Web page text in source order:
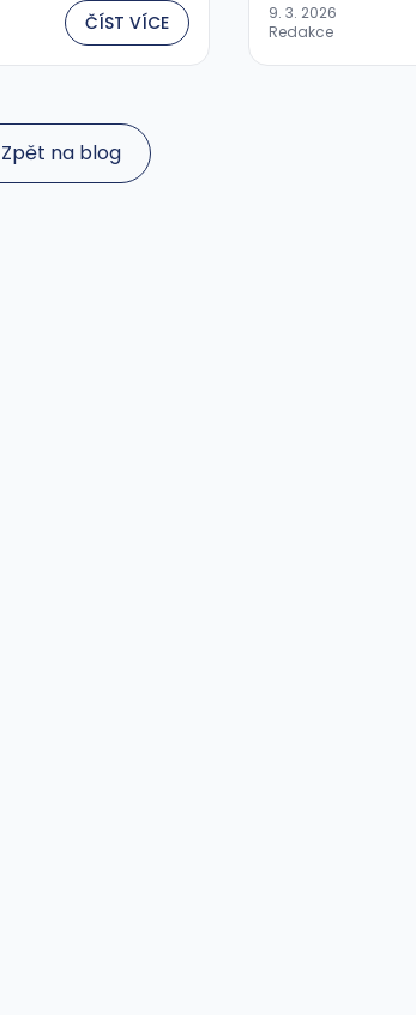
ČÍST VÍCE
9. 3. 2026
Redakce
Zpět na blog